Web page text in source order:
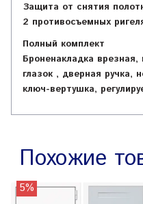
Защита от снятия
2 противосъемных
Полный комплект
Броненакладка
глазок , дверная ручка,
ключ-вертушка,
Похожие
5%